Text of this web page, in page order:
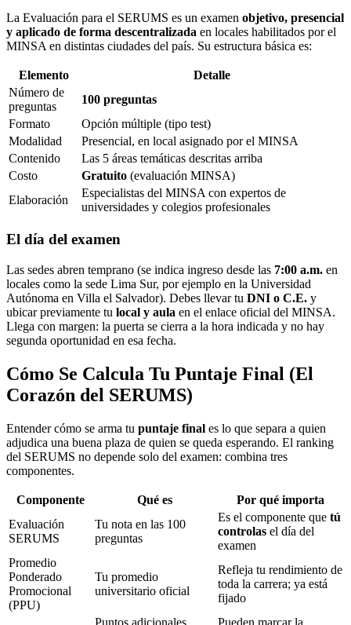
La Evaluación para el SERUMS es un examen objetivo, presencial
y aplicado de forma descentralizada en locales habilitados por el
MINSA en distintas ciudades del país. Su estructura básica es:
Elemento
Detalle
Número de
preguntas
100 preguntas
Formato
Opción múltiple (tipo test)
Modalidad
Presencial, en local asignado por el MINSA
Contenido
Las 5 áreas temáticas descritas arriba
Costo
Gratuito (evaluación MINSA)
Elaboración
Especialistas del MINSA con expertos de
universidades y colegios profesionales
El día del examen
Las sedes abren temprano (se indica ingreso desde las 7:00 a.m. en
locales como la sede Lima Sur, por ejemplo en la Universidad
Autónoma en Villa el Salvador). Debes llevar tu DNI o C.E. y
ubicar previamente tu local y aula en el enlace oficial del MINSA.
Llega con margen: la puerta se cierra a la hora indicada y no hay
segunda oportunidad en esa fecha.
Cómo Se Calcula Tu Puntaje Final (El
Corazón del SERUMS)
Entender cómo se arma tu puntaje final es lo que separa a quien
adjudica una buena plaza de quien se queda esperando. El ranking
del SERUMS no depende solo del examen: combina tres
componentes.
Componente Qué es
Por qué importa
Evaluación
SERUMS
Tu nota en las 100
preguntas
Es el componente que tú
controlas el día del
examen
Promedio
Ponderado
Promocional
(PPU)
Tu promedio
universitario oficial
Refleja tu rendimiento de
toda la carrera; ya está
fijado
Puntos adicionales
Pueden marcar la